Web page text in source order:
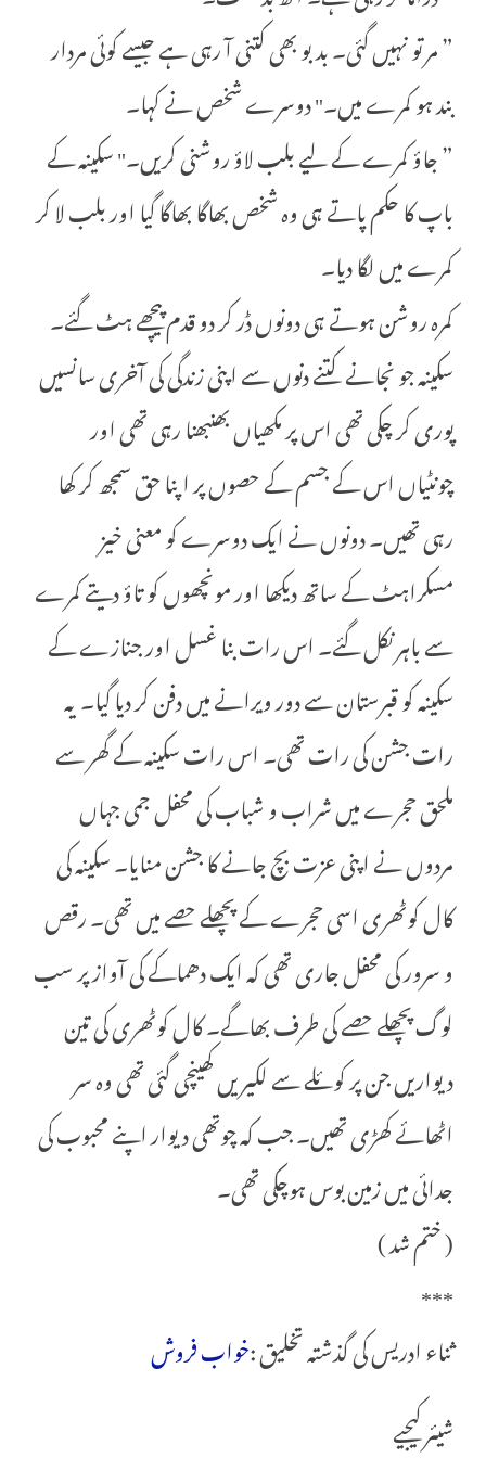
” مر تو نہیں گئی۔ بدبو بھی کتنی آ رہی ہے جیسے کوئی مردار
بند ہو کمرے میں۔" دوسرے شخص نے کہا۔
” جاؤ کمرے کے لیے بلب لاؤ روشنی کریں۔" سکینہ کے
باپ کا حکم پاتے ہی وہ شخص بھاگا بھاگا گیا اور بلب لا کر
کمرے میں لگا دیا۔
کمرہ روشن ہوتے ہی دونوں ڈر کر دو قدم پیچھے ہٹ گئے۔
سکینہ جو نجانے کتنے دنوں سے اپنی زندگی کی آخری سانسیں
پوری کر چکی تھی اس پر مکھیاں بھنبھنا رہی تھی اور
چونٹیاں اس کے جسم کے حصوں پر اپنا حق سمجھ کر کھا
رہی تھیں۔ دونوں نے ایک دوسرے کو معنی خیز
مسکراہٹ کے ساتھ دیکھا اور مونچھوں کو تاؤ دیتے کمرے
سے باہر نکل گئے۔ اس رات بنا غسل اور جنازے کے
سکینہ کو قبرستان سے دور ویرانے میں دفن کر دیا گیا۔ یہ
رات جشن کی رات تھی۔ اس رات سکینہ کے گھر سے
ملحق حجرے میں شراب و شباب کی محفل جمی جہاں
مردوں نے اپنی عزت بچ جانے کا جشن منایا۔ سکینہ کی
کال کوٹھری اسی حجرے کے پچھلے حصے میں تھی۔ رقص
و سرور کی محفل جاری تھی کہ ایک دھماکے کی آواز پر سب
لوگ پچھلے حصے کی طرف بھاگے۔ کال کوٹھری کی تین
دیواریں جن پر کوئلے سے لکیریں کھینچی گئی تھی وہ سر
اٹھائے کھڑی تھیں۔ جب کہ چوتھی دیوار اپنے محبوب کی
جدائی میں زمین بوس ہوچکی تھی۔
( ختم شد )
***
ثناء ادریس کی گذشتہ تخلیق :خواب فروش
شیئر کیجیے